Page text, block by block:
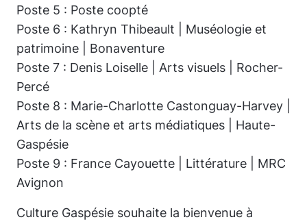
Poste 5 : Poste coopté
Poste 6 : Kathryn Thibeault | Muséologie et
patrimoine | Bonaventure
Poste 7 : Denis Loiselle | Arts visuels | Rocher-
Percé
Poste 8 : Marie-Charlotte Castonguay-Harvey |
Arts de la scène et arts médiatiques | Haute-
Gaspésie
Poste 9 : France Cayouette | Littérature | MRC
Avignon
Culture Gaspésie souhaite la bienvenue à